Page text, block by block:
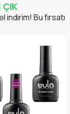
ÇIK
indirim! Bu fırsatı